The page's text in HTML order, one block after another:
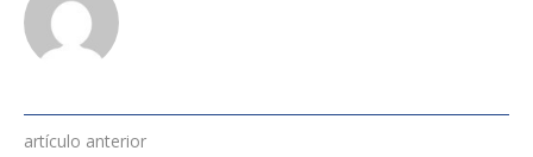
artículo anterior